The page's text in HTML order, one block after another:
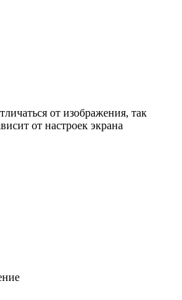
от изображения, так
от настроек экрана